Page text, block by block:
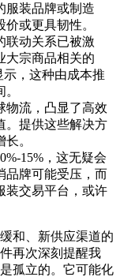
服装品牌或制造
或更具韧性。
联动关系已被激
大宗商品相关的
，这种由成本推
物流，凸显了高效
。提供这些解决方
。
15%，这无疑会
品牌可能受压，而
装交易平台，或许
和、新供应渠道的
再次深刻提醒我
孤立的。它可能化